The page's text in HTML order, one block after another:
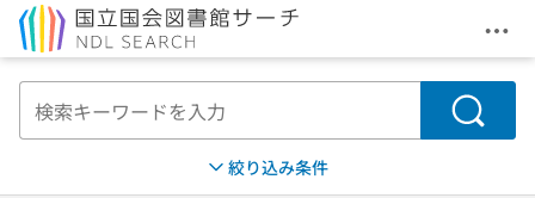
メ
検索
絞り込み条件